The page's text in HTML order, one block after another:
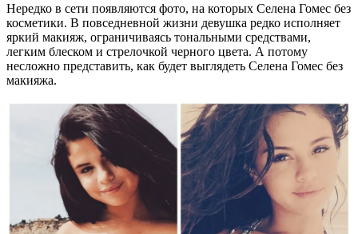
Нередко в сети появляются фото, на которых Селена Гомес без
косметики. В повседневной жизни девушка редко исполняет
яркий макияж, ограничиваясь тональными средствами,
легким блеском и стрелочкой черного цвета. А потому
несложно представить, как будет выглядеть Селена Гомес без
макияжа.